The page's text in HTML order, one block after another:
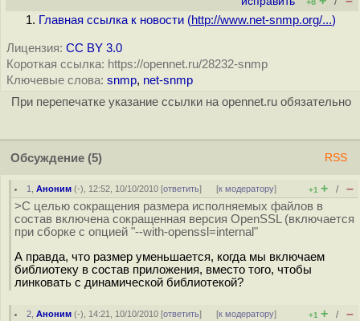
Главная ссылка к новости (http://www.net-snmp.org/...)
Лицензия: CC BY 3.0
Короткая ссылка: https://opennet.ru/28232-snmp
Ключевые слова: snmp, net-snmp
При перепечатке указание ссылки на opennet.ru обязательно
Обсуждение (5) RSS
1 ,Аноним (-), 12:52, 10/10/2010 [ответить] [к модератору] +1 + / –
>С целью сокращения размера исполняемых файлов в
состав включена сокращенная версия OpenSSL (включается
при сборке с опцией "--with-openssl=internal"
А правда, что размер уменьшается, когда мы включаем
библиотеку в состав приложения, вместо того, чтобы
линковать с динамической библиотекой?
2 ,Аноним (-), 14:21, 10/10/2010 [ответить] [к модератору] +1 + / –